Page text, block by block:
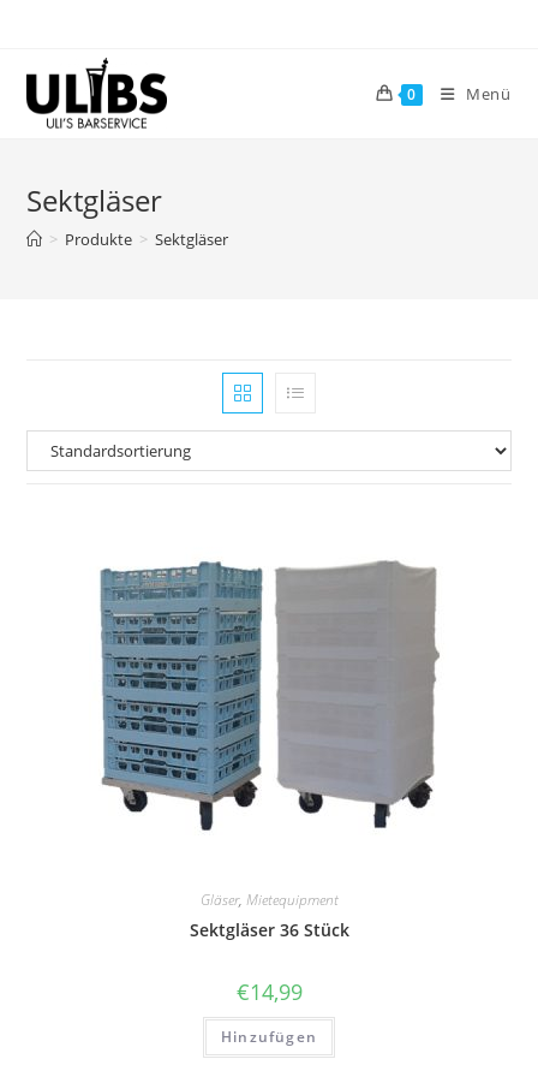
springen
0 Menü
Sektgläser
> Produkte > Sektgläser
Gläser, Mietequipment
Sektgläser 36 Stück
€14,99
Hinzufügen